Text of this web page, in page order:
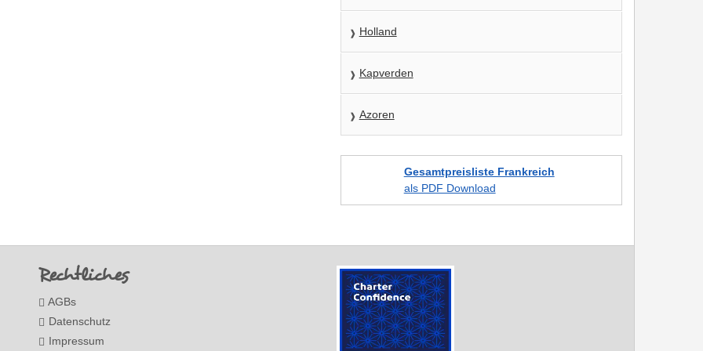
Holland
Kapverden
Azoren
Gesamtpreisliste Frankreich
als PDF Download
Rechtliches
AGBs
Datenschutz
Impressum